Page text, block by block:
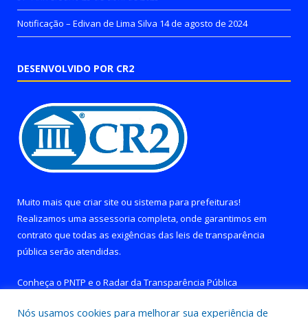
Notificação – Edivan de Lima Silva 14 de agosto de 2024
DESENVOLVIDO POR CR2
Muito mais que criar site ou sistema para prefeituras!
Realizamos uma assessoria completa, onde garantimos em
contrato que todas as exigências das leis de transparência
pública serão atendidas.
Conheça o PNTP e o Radar da Transparência Pública
Nós usamos cookies para melhorar sua experiência de